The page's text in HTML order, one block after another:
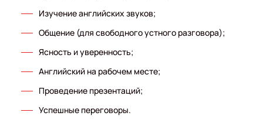
Изучение английских звуков;
Общение (для свободного устного разговора);
Ясность и уверенность;
Английский на рабочем месте;
Проведение презентаций;
Успешные переговоры.